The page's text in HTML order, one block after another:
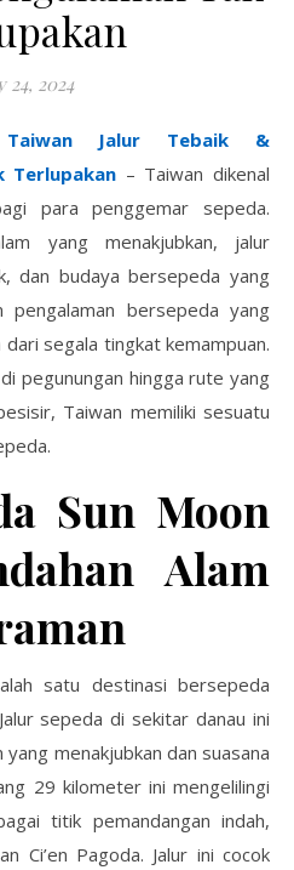
24, 2024
Jalur Tebaik &
Terlupakan – Taiwan dikenal
para penggemar sepeda.
yang menakjubkan, jalur
dan budaya bersepeda yang
pengalaman bersepeda yang
segala tingkat kemampuan.
pegunungan hingga rute yang
Taiwan memiliki sesuatu
Sun Moon
Alam
satu destinasi bersepeda
sepeda di sekitar danau ini
menakjubkan dan suasana
29 kilometer ini mengelilingi
titik pemandangan indah,
Ci’en Pagoda. Jalur ini cocok